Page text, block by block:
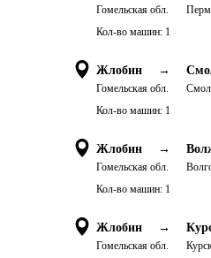
Гомельская обл.
Кол-во машин: 1
Жлобин →
Гомельская обл.
Кол-во машин: 1
Жлобин →
Гомельская обл.
Кол-во машин: 1
Жлобин →
Гомельская обл.